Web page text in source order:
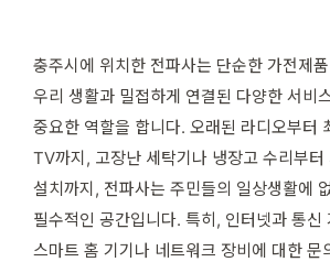
충주시에 위치한 전파사는 단순한 가전제
우리 생활과 밀접하게 연결된 다양한 서비
중요한 역할을 합니다. 오래된 라디오부터
TV까지, 고장난 세탁기나 냉장고 수리부터
설치까지, 전파사는 주민들의 일상생활에
필수적인 공간입니다. 특히, 인터넷과 통신
스마트 홈 기기나 네트워크 장비에 대한 문